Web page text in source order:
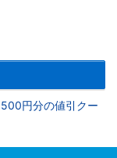
円分の値引クー